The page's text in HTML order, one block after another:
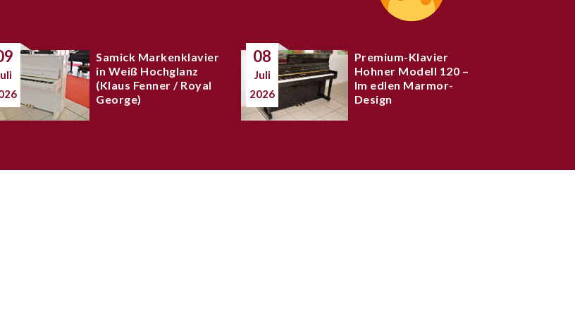
Samick Markenklavier
in Weiß Hochglanz
(Klaus Fenner / Royal
George)
08
Juli
2026
Premium-Klavier
Hohner Modell 120 –
Im edlen Marmor-
Design